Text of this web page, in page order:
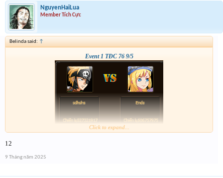
NguyenHaiLua
Member Tích Cực
Belinda said: ↑
Event 1 TĐC 76 9/5
Click to expand...
12
9 Tháng năm 2025